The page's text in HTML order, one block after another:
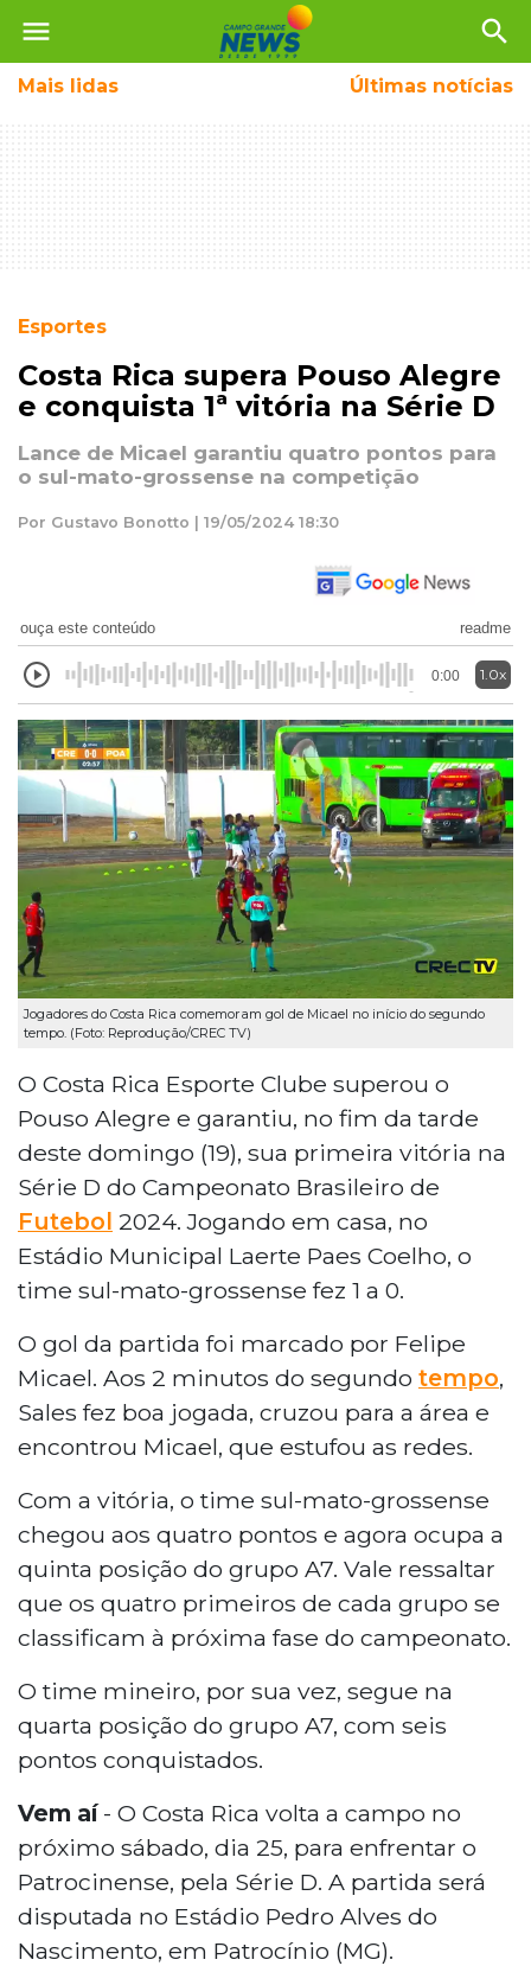
menu search
Mais lidas Últimas notícias
Esportes
Costa Rica supera Pouso Alegre
e conquista 1ª vitória na Série D
Lance de Micael garantiu quatro pontos para
o sul-mato-grossense na competição
Por Gustavo Bonotto | 19/05/2024 18:30
ouça este conteúdo readme
0:00 1.0x
Jogadores do Costa Rica comemoram gol de Micael no início do segundo
tempo. (Foto: Reprodução/CREC TV)
O Costa Rica Esporte Clube superou o
Pouso Alegre e garantiu, no fim da tarde
deste domingo (19), sua primeira vitória na
Série D do Campeonato Brasileiro de
Futebol 2024. Jogando em casa, no
Estádio Municipal Laerte Paes Coelho, o
time sul-mato-grossense fez 1 a 0.
O gol da partida foi marcado por Felipe
Micael. Aos 2 minutos do segundo tempo,
Sales fez boa jogada, cruzou para a área e
encontrou Micael, que estufou as redes.
Com a vitória, o time sul-mato-grossense
chegou aos quatro pontos e agora ocupa a
quinta posição do grupo A7. Vale ressaltar
que os quatro primeiros de cada grupo se
classificam à próxima fase do campeonato.
O time mineiro, por sua vez, segue na
quarta posição do grupo A7, com seis
pontos conquistados.
Vem aí- O Costa Rica volta a campo no
próximo sábado, dia 25, para enfrentar o
Patrocinense, pela Série D. A partida será
disputada no Estádio Pedro Alves do
Nascimento, em Patrocínio (MG).